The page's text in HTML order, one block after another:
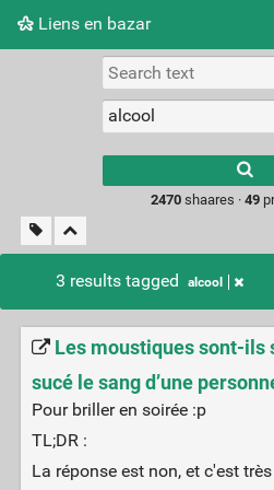
Liens en bazar
Picture wall
2470 shaares ·49
3 results tagged alcool
Les moustiques sont-ils
sucé le sang d’une
Pour briller en soirée :p
TL;DR :
La réponse est non, et c'est